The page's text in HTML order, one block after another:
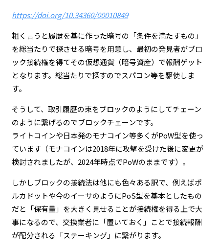
https://doi.org/10.34360/00010849
粗く言うと履歴を基に作った暗号の「条件を満たすもの」
を総当たりで探させる暗号を用意し、最初の発見者がブロ
ック接続権を得てその仮想通貨（暗号資産）で報酬ゲット
となります。総当たりで探すのでスパコン等を駆使しま
す。
そうして、取引履歴の束をブロックのようにしてチェーン
のように繋げるのでブロックチェーンです。
ライトコインや日本発のモナコイン等多くがPoW型を使っ
ています（モナコインは2018年に攻撃を受けた後に変更が
検討されましたが、2024年時点でPoWのままです）。
しかしブロックの接続法は他にも色々ある訳で、例えばポ
ルカドットや今のイーサのようにPoS型を基本としたもの
だと「保有量」を大きく見せることが接続権を得る上で大
事になるので、交換業者に「置いておく」ことで接続報酬
が配分される「ステーキング」に繋がります。